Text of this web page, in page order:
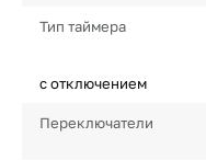
Тип таймера
с отключением
Переключатели